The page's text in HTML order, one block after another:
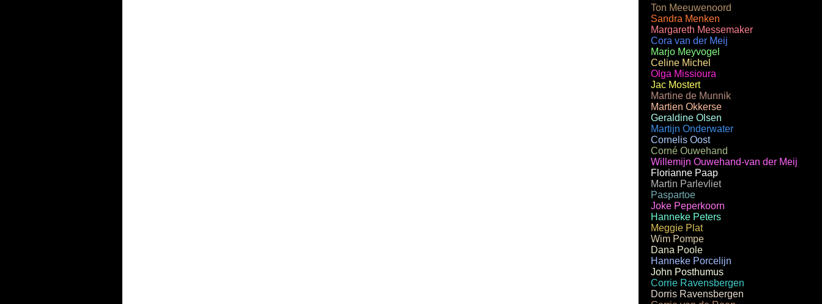
Ton Meeuwenoord
Sandra Menken
Margareth Messemaker
Cora van der Meij
Marjo Meyvogel
Celine Michel
Olga Missioura
Jac Mostert
Martine de Munnik
Martien Okkerse
Geraldine Olsen
Martijn Onderwater
Cornelis Oost
Corné Ouwehand
Willemijn Ouwehand-van der Meij
Florianne Paap
Martin Parlevliet
Paspartoe
Joke Peperkoorn
Hanneke Peters
Meggie Plat
Wim Pompe
Dana Poole
Hanneke Porcelijn
John Posthumus
Corrie Ravensbergen
Dorris Ravensbergen